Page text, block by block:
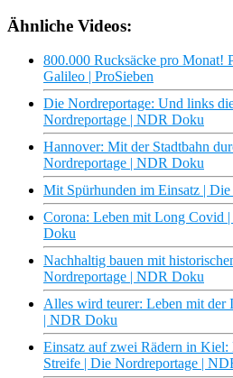
Ähnliche Videos:
800.000 Rucksäcke pro Monat!
Galileo | ProSieben
Die Nordreportage: Und links
Nordreportage | NDR Doku
Hannover: Mit der Stadtbahn
Nordreportage | NDR Doku
Mit Spürhunden im Einsatz |
Corona: Leben mit Long Covid
Doku
Nachhaltig bauen mit
Nordreportage | NDR Doku
Alles wird teurer: Leben mit der
| NDR Doku
Einsatz auf zwei Rädern in
Streife | Die Nordreportage |